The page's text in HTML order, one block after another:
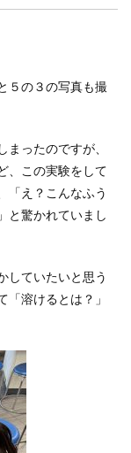
５の３の写真も撮
ったのですが、
、この実験をして
「え？こんなふう
と驚かれていまし
していたいと思う
溶けるとは？」